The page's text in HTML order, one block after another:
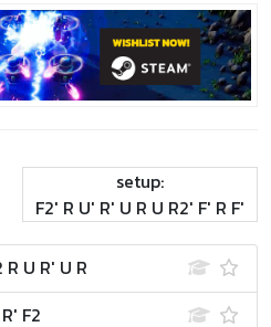
setup:
F2' R U' R' U R U R2' F' R F'
U R' U R
F2